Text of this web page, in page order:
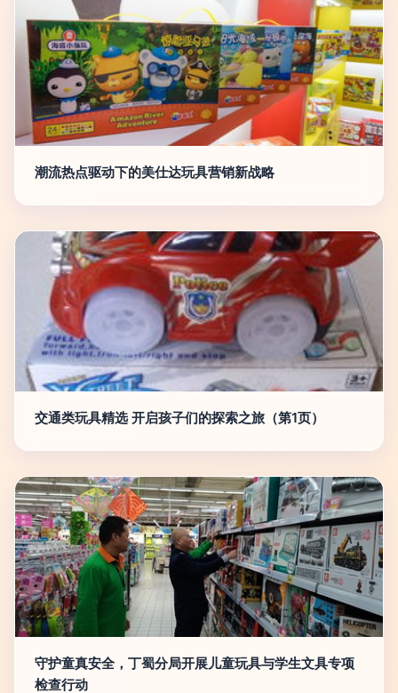
潮流热点驱动下的美仕达玩具营销新战略
交通类玩具精选 开启孩子们的探索之旅（第1页）
守护童真安全，丁蜀分局开展儿童玩具与学生文具专项
检查行动